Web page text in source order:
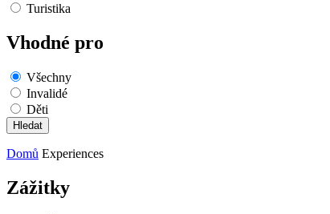
Turistika
Vhodné pro
Všechny
Invalidé
Děti
Domů Experiences
Zážitky